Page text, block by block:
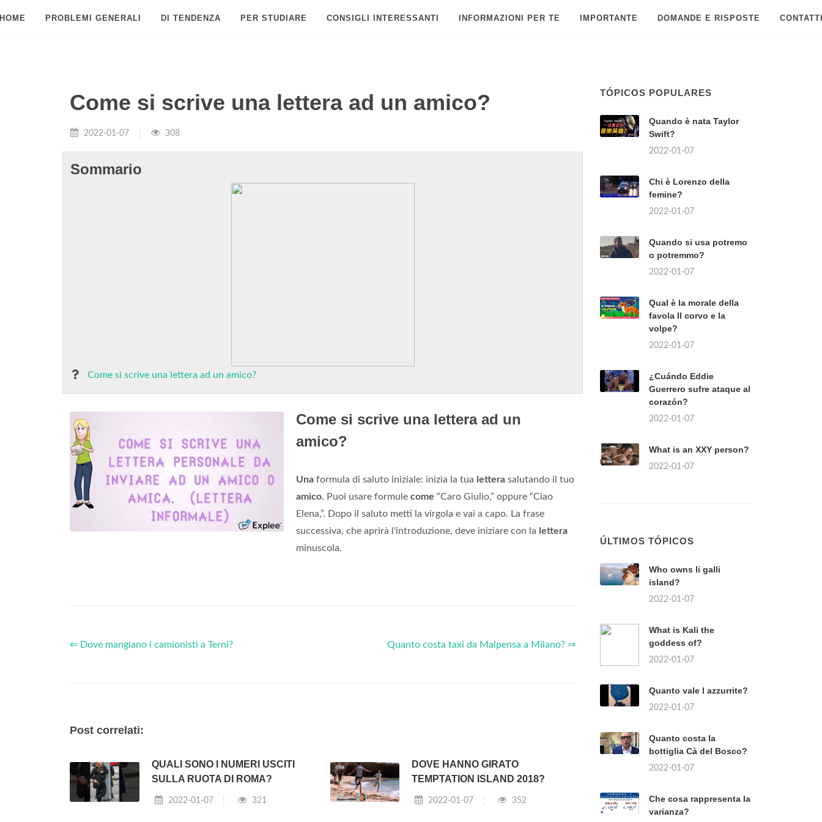
PROBLEMI GENERALI DI TENDENZA PER STUDIARE CONSIGLI INTERESSANTI INFORMAZIONI PER TE IMPORTANTE DOMANDE E RISPOSTE
Come si scrive una lettera ad un amico?
2022-01-07 308
Sommario
Come si scrive una lettera ad un amico?
Come si scrive una lettera ad un
amico?
Una formula di saluto iniziale: inizia la tua lettera salutando il tuo
amico. Puoi usare formule come “Caro Giulio,” oppure “Ciao
Elena,”. Dopo il saluto metti la virgola e vai a capo. La frase
successiva, che aprirà l'introduzione, deve iniziare con la lettera
minuscola.
⇐ Dove mangiano i camionisti a Terni? Quanto costa taxi da Malpensa a Milano? ⇒
Post correlati:
QUALI SONO I NUMERI USCITI
SULLA RUOTA DI ROMA?
2022-01-07 321
DOVE HANNO GIRATO
TEMPTATION ISLAND 2018?
2022-01-07 352
TÓPICOS POPULARES
Quando è nata Taylor
Swift?
2022-01-07
Chi è Lorenzo della
femine?
2022-01-07
Quando si usa potremo
o potremmo?
2022-01-07
Qual è la morale della
favola Il corvo e la
volpe?
2022-01-07
¿Cuándo Eddie
Guerrero sufre ataque al
corazón?
2022-01-07
What is an XXY person?
2022-01-07
ÚLTIMOS TÓPICOS
Who owns li galli
island?
2022-01-07
What is Kali the
goddess of?
2022-01-07
Quanto vale l azzurrite?
2022-01-07
Quanto costa la
bottiglia Cà del Bosco?
2022-01-07
Che cosa rappresenta la
varianza?